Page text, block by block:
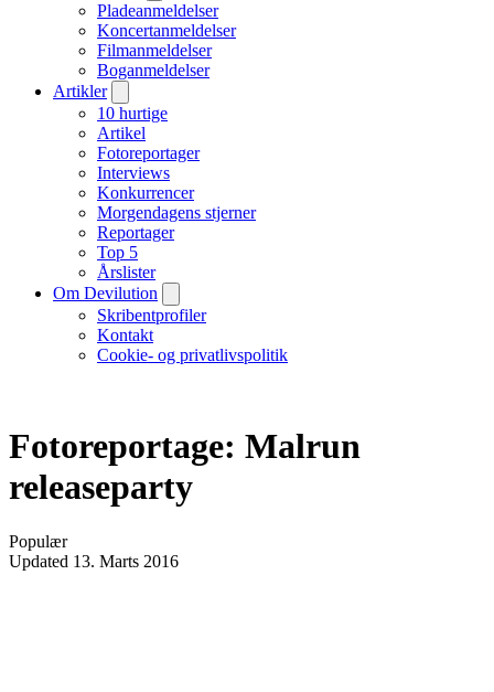
Pladeanmeldelser
Koncertanmeldelser
Filmanmeldelser
Boganmeldelser
Artikler
10 hurtige
Artikel
Fotoreportager
Interviews
Konkurrencer
Morgendagens stjerner
Reportager
Top 5
Årslister
Om Devilution
Skribentprofiler
Kontakt
Cookie- og privatlivspolitik
Fotoreportage: Malrun
releaseparty
Populær
Updated 13. Marts 2016